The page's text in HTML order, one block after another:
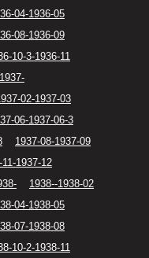
04-1936-05
08-1936-09
10-3-1936-11
02-1937-03
06-1937-06-3
1937-08-1937-09
11-1937-12
1938--1938-02
04-1938-05
07-1938-08
10-2-1938-11